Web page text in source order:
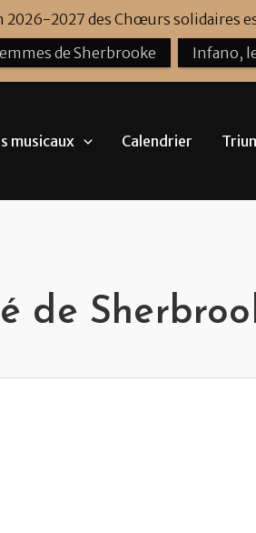
musicaux Calendrier
de
2027 des Chœurs solidaires
de Sherbrooke Infano,